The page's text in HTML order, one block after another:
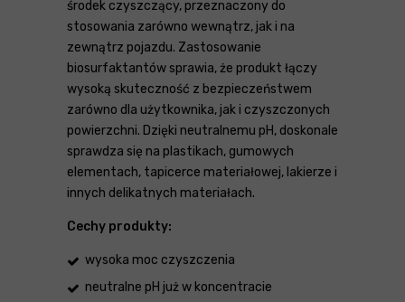
środek czyszczący, przeznaczony do
stosowania zarówno wewnątrz, jak i na
zewnątrz pojazdu. Zastosowanie
biosurfaktantów sprawia, że produkt łączy
wysoką skuteczność z bezpieczeństwem
zarówno dla użytkownika, jak i czyszczonych
powierzchni. Dzięki neutralnemu pH, doskonale
sprawdza się na plastikach, gumowych
elementach, tapicerce materiałowej, lakierze i
innych delikatnych materiałach.
Cechy produkty:
wysoka moc czyszczenia
neutralne pH już w koncentracie